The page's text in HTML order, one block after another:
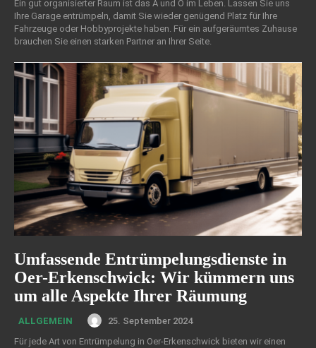
Ein gut organisierter Raum ist das A und O im Leben. Lassen Sie uns
Ihre Garage entrümpeln, damit Sie wieder genügend Platz für Ihre
Fahrzeuge oder Hobbyprojekte haben. Für ein aufgeräumtes Zuhause
brauchen Sie einen starken Partner an Ihrer Seite.
Umfassende Entrümpelungsdienste in
Oer-Erkenschwick: Wir kümmern uns
um alle Aspekte Ihrer Räumung
ALLGEMEIN
25. September 2024
Für jede Art von Entrümpelung in Oer-Erkenschwick bieten wir einen